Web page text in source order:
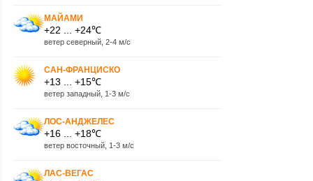
МАЙАМИ
+22 ... +24℃
ветер северный, 2-4 м/с
САН-ФРАНЦИСКО
+13 ... +15℃
ветер западный, 1-3 м/с
ЛОС-АНДЖЕЛЕС
+16 ... +18℃
ветер восточный, 1-3 м/с
ЛАС-ВЕГАС